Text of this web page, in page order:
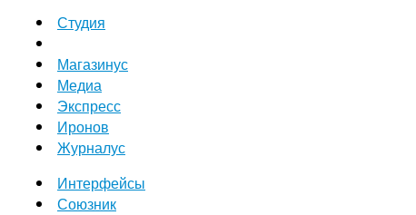
Студия
Магазинус
Медиа
Экспресс
Иронов
Журналус
Интерфейсы
Союзник